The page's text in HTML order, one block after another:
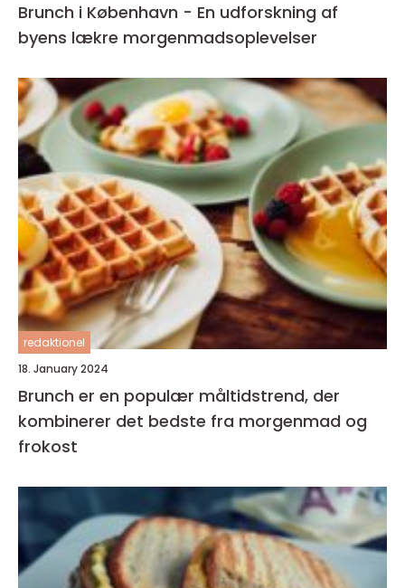
Brunch i København - En udforskning af
byens lækre morgenmadsoplevelser
redaktionel
18. January 2024
Brunch er en populær måltidstrend, der
kombinerer det bedste fra morgenmad og
frokost